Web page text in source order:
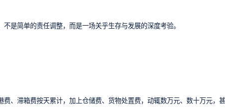
是简单的责任调整，而是一场关乎生存与发展的深度考验。
、滞箱费按天累计，加上仓储费、货物处置费，动辄数万元、数十万元，